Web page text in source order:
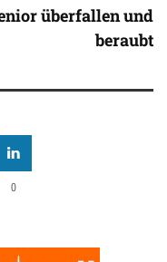
überfallen und
beraubt
0